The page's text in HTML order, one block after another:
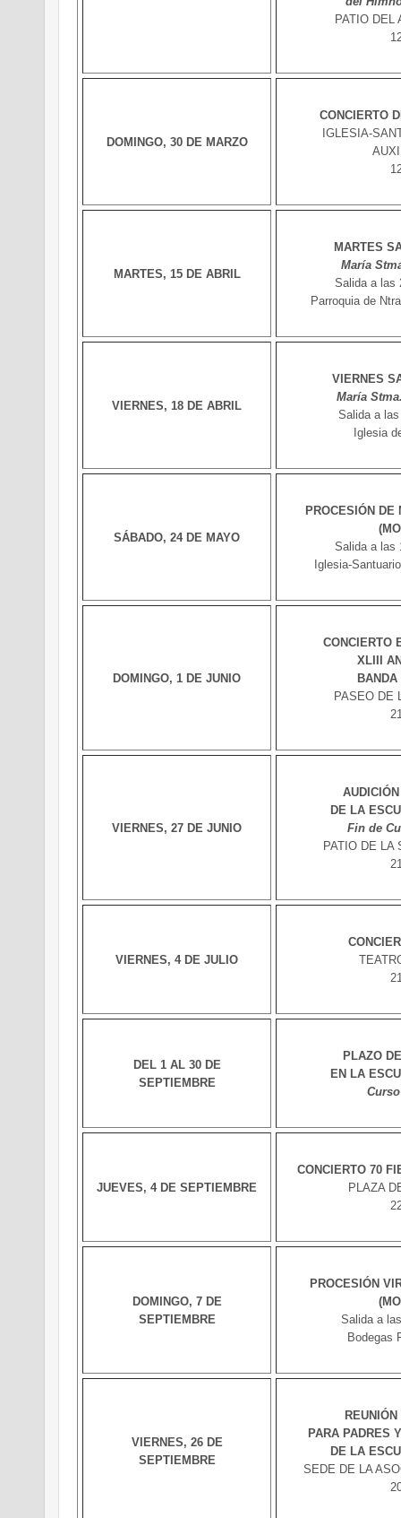
PATIO DEL
DOMINGO, 30 DE MARZO
CONCIERTO
IGLESIA-
MARTES, 15 DE ABRIL
MARTES
María
Salida a las
Parroquia de
VIERNES, 18 DE ABRIL
VIERNES
María
Salida a
Iglesia
SÁBADO, 24 DE MAYO
PROCESIÓN DE
Salida a las
Iglesia-
DOMINGO, 1 DE JUNIO
CONCIERTO
XLIII
PASEO DE
VIERNES, 27 DE JUNIO
DE LA
Fin de
PATIO DE LA
VIERNES, 4 DE JULIO
DEL 1 AL 30 DE
SEPTIEMBRE
PLAZO
EN LA
Curso
JUEVES, 4 DE SEPTIEMBRE
CONCIERTO 70
PLAZA
DOMINGO, 7 DE
SEPTIEMBRE
PROCESIÓN
Salida a
Bodegas
VIERNES, 26 DE
SEPTIEMBRE
PARA PADRES
DE LA
SEDE DE LA